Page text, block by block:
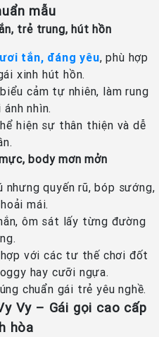
mẫu
trẻ trung, hút hồn
tắn, đáng yêu, phù hợp
xinh hút hồn.
cảm tự nhiên, làm rung
nhìn.
hiện sự thân thiện và dễ
body mơn mởn
nhưng quyến rũ, bóp sướng,
mái.
ôm sát lấy từng đường
với các tư thế chơi đốt
hay cưỡi ngựa.
chuẩn gái trẻ yêu nghề.
Vy – Gái gọi cao cấp
hòa